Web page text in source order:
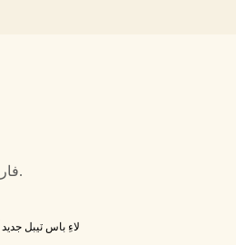
فارم ۽ فنڪشن جي ڀرپور ميلاپ سان، اسان جي پراڊڪٽ انهن لاءِ هڪ مثالي انتخاب آهي، جيڪي فارم ۽ فنڪشن ٻنهي کي اهميت ڏين ٿا.